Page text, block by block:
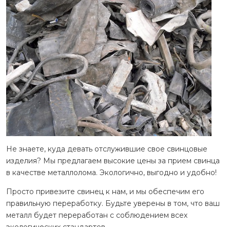
Не знаете, куда девать отслужившие свое свинцовые
изделия? Мы предлагаем высокие цены за прием свинца
в качестве металлолома. Экологично, выгодно и удобно!
Просто привезите свинец к нам, и мы обеспечим его
правильную переработку. Будьте уверены в том, что ваш
металл будет переработан с соблюдением всех